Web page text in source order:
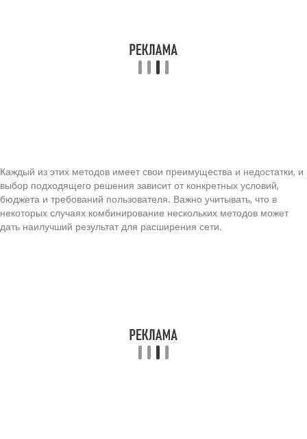
Каждый из этих методов имеет свои преимущества и недостатки, и
выбор подходящего решения зависит от конкретных условий,
бюджета и требований пользователя. Важно учитывать, что в
некоторых случаях комбинирование нескольких методов может
дать наилучший результат для расширения сети.